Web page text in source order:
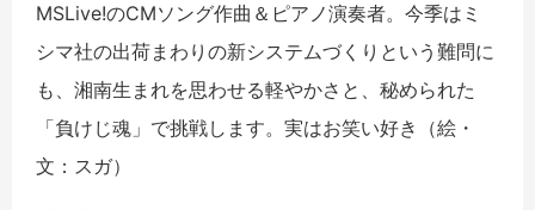
MSLive!のCMソング作曲＆ピアノ演奏者。今季はミ
シマ社の出荷まわりの新システムづくりという難問に
も、湘南生まれを思わせる軽やかさと、秘められた
「負けじ魂」で挑戦します。実はお笑い好き（絵・
文：スガ）